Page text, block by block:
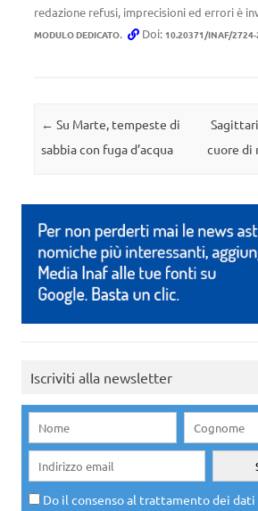
redazione refusi, imprecisioni ed errori è
MODULO DEDICATO. Doi: 10.20371/INAF/
Navigazione articolo
← Su Marte, tempeste di
sabbia con fuga d’acqua
cuore di
Iscriviti alla newsletter
Do il consenso al trattamento dei dati